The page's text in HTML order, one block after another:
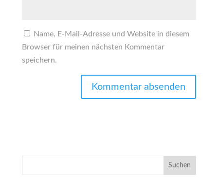
Name, E-Mail-Adresse und Website in diesem
Browser für meinen nächsten Kommentar
speichern.